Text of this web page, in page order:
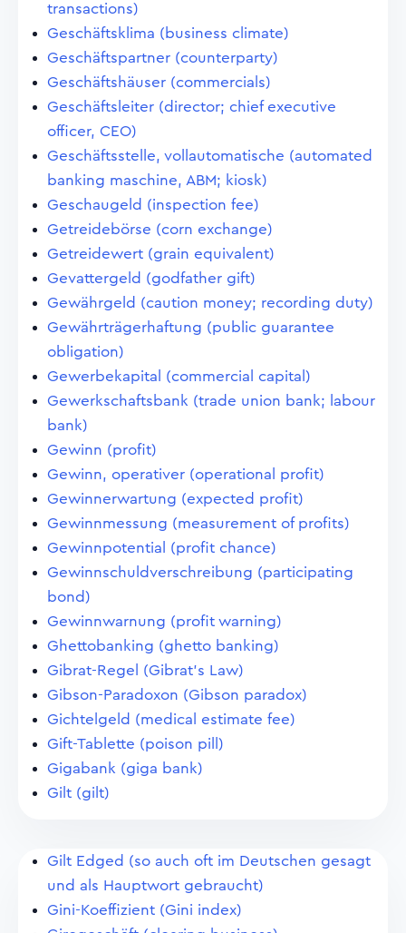
transactions)
Geschäftsklima (business climate)
Geschäftspartner (counterparty)
Geschäftshäuser (commercials)
Geschäftsleiter (director; chief executive
officer, CEO)
Geschäftsstelle, vollautomatische (automated
banking maschine, ABM; kiosk)
Geschaugeld (inspection fee)
Getreidebörse (corn exchange)
Getreidewert (grain equivalent)
Gevattergeld (godfather gift)
Gewährgeld (caution money; recording duty)
Gewährträgerhaftung (public guarantee
obligation)
Gewerbekapital (commercial capital)
Gewerkschaftsbank (trade union bank; labour
bank)
Gewinn (profit)
Gewinn, operativer (operational profit)
Gewinnerwartung (expected profit)
Gewinnmessung (measurement of profits)
Gewinnpotential (profit chance)
Gewinnschuldverschreibung (participating
bond)
Gewinnwarnung (profit warning)
Ghettobanking (ghetto banking)
Gibrat-Regel (Gibrat's Law)
Gibson-Paradoxon (Gibson paradox)
Gichtelgeld (medical estimate fee)
Gift-Tablette (poison pill)
Gigabank (giga bank)
Gilt (gilt)
Gilt Edged (so auch oft im Deutschen gesagt
und als Hauptwort gebraucht)
Gini-Koeffizient (Gini index)